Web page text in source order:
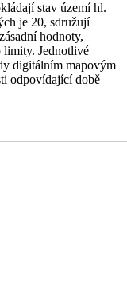
stav území hl.
je 20, sdružují
hodnoty,
limity. Jednotlivé
digitálním mapovým
odpovídající době